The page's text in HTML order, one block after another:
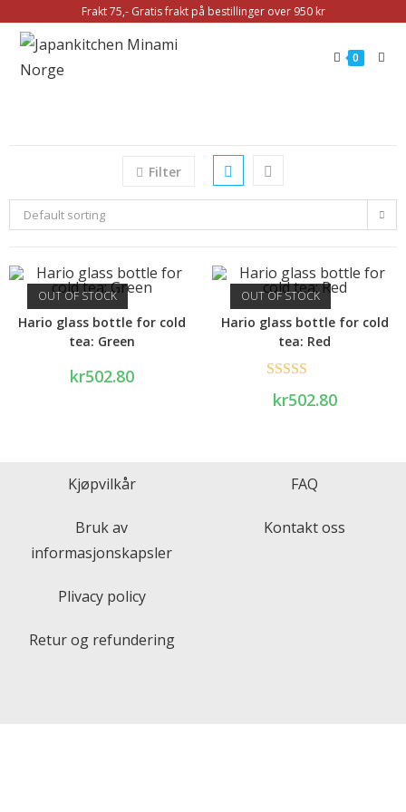
Frakt 75,- Gratis frakt på bestillinger over 950 kr
0
Filter
Default sorting
OUT OF STOCK
Hario glass bottle for cold
tea: Green
kr502.80
OUT OF STOCK
Hario glass bottle for cold
tea: Red
Rated
kr502.80
Kjøpvilkår
Bruk av
informasjonskapsler
Plivacy policy
Retur og refundering
FAQ
Kontakt oss